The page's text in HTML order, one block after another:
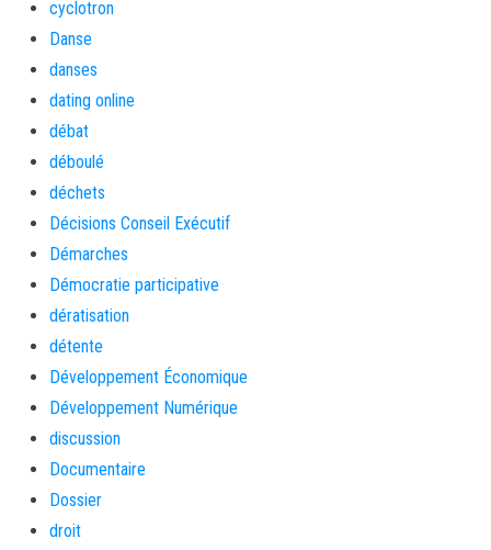
cyclotron
Danse
danses
dating online
débat
déboulé
déchets
Décisions Conseil Exécutif
Démarches
Démocratie participative
dératisation
détente
Développement Économique
Développement Numérique
discussion
Documentaire
Dossier
droit